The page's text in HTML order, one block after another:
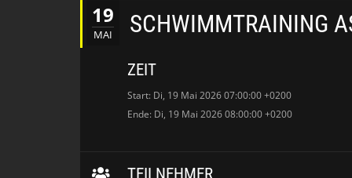
19
MAI SCHWIMMTRAINING
ZEIT
Start: Di, 19 Mai 2026 07:00:00 +0200
Ende: Di, 19 Mai 2026 08:00:00 +0200
TEILNEHMER